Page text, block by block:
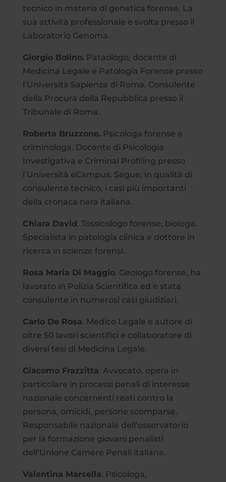
tecnico in materia di genetica forense. La
sua attività professionale è svolta presso il
Laboratorio Genoma.
Giorgio Bolino. Pataologo, docente di
Medicina Legale e Patologia Forense presso
l’Università Sapienza di Roma. Consulente
della Procura della Repubblica presso il
Tribunale di Roma.
Roberta Bruzzone. Psicologa forense e
criminologa. Docente di Psicologia
Investigativa e Criminal Profiling presso
l’Università eCampus. Segue, in qualità di
consulente tecnico, i casi più importanti
della cronaca nera italiana.
Chiara David. Tossicologo forense, biologa.
Specialista in patologia clinica e dottore in
ricerca in scienze forensi.
Rosa Maria Di Maggio. Geologo forense, ha
lavorato in Polizia Scientifica ed è stata
consulente in numerosi casi giudiziari.
Carlo De Rosa. Medico Legale e autore di
oltre 50 lavori scientifici e collaboratore di
diversi tesi di Medicina Legale.
Giacomo Frazzitta. Avvocato, opera in
particolare in processi penali di interesse
nazionale concernenti reati contro la
persona, omicidi, persone scomparse.
Responsabile nazionale dell’osservatorio
per la formazione giovani penalisti
dell’Unione Camere Penali italiane.
Valentina Marsella. Psicologa,